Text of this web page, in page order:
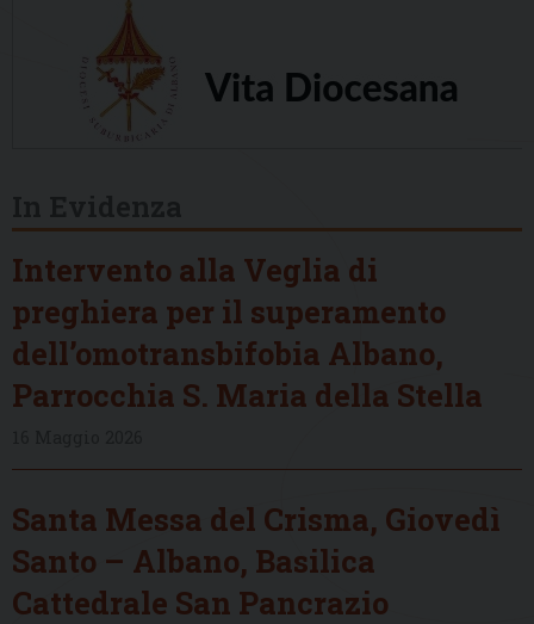
Intervento alla Veglia di
preghiera per il superamento
dell’omotransbifobia Albano,
Parrocchia S. Maria della Stella
Santa Messa del Crisma, Giovedì
Santo – Albano, Basilica
Cattedrale San Pancrazio